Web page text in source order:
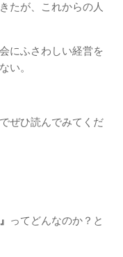
たが、これからの人
にふさわしい経営を
い。
ぜひ読んでみてくだ
ってどんなのか？と